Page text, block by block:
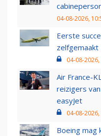
04-08-2026,
Eerste
04-08-2026,
Air France-
reizigers
easyJet
04-08-2026,
Boeing mag